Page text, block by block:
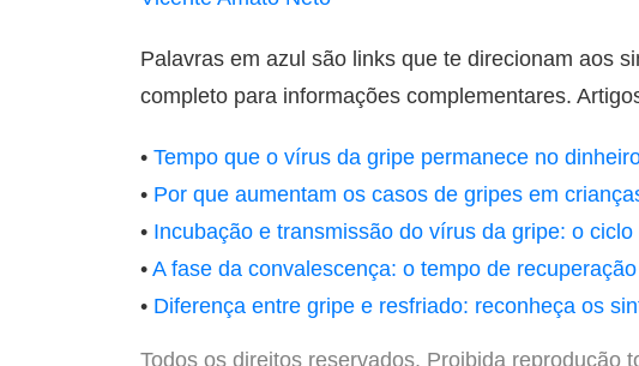
Palavras em azul são links que te direcionam aos
completo para informações complementares.
• Tempo que o vírus da gripe permanece no
• Por que aumentam os casos de gripes em
• Incubação e transmissão do vírus da gripe: o
• A fase da convalescença: o tempo de
• Diferença entre gripe e resfriado: reconheça os
Todos os direitos reservados. Proibida reprodução